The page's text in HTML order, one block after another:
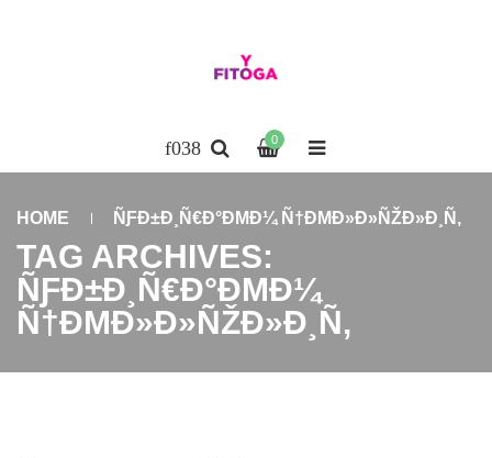
0
HOME ÑƑÐ±Ð¸Ñ€Ð°ÐΜÐ¼ Ñ†ÐΜÐ»Ð»ÑŽÐ»Ð¸Ñ‚
TAG ARCHIVES:
ÑƑÐ±Ð¸Ñ€Ð°ÐΜÐ¼
Ñ†ÐΜÐ»Ð»ÑŽÐ»Ð¸Ñ‚